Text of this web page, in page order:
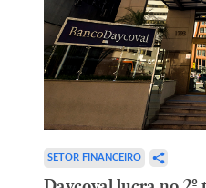
SETOR FINANCEIRO